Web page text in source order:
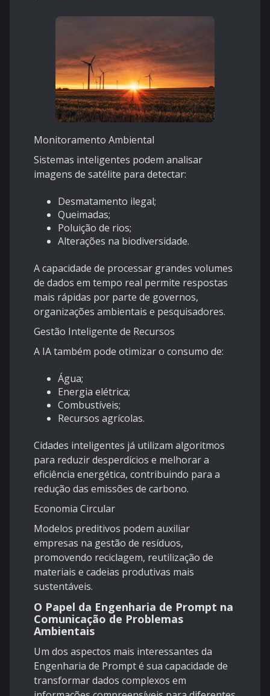
Monitoramento Ambiental
Sistemas inteligentes podem analisar
imagens de satélite para detectar:
Desmatamento ilegal;
Queimadas;
Poluição de rios;
Alterações na biodiversidade.
A capacidade de processar grandes volumes
de dados em tempo real permite respostas
mais rápidas por parte de governos,
organizações ambientais e pesquisadores.
Gestão Inteligente de Recursos
A IA também pode otimizar o consumo de:
Água;
Energia elétrica;
Combustíveis;
Recursos agrícolas.
Cidades inteligentes já utilizam algoritmos
para reduzir desperdícios e melhorar a
eficiência energética, contribuindo para a
redução das emissões de carbono.
Economia Circular
Modelos preditivos podem auxiliar
empresas na gestão de resíduos,
promovendo reciclagem, reutilização de
materiais e cadeias produtivas mais
sustentáveis.
O Papel da Engenharia de Prompt na
Comunicação de Problemas
Ambientais
Um dos aspectos mais interessantes da
Engenharia de Prompt é sua capacidade de
transformar dados complexos em